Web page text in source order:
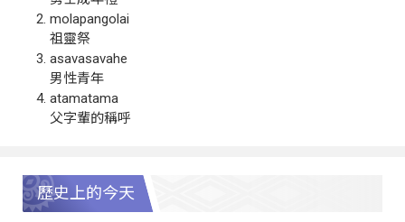
molapangolai
祖靈祭
asavasavahe
男性青年
atamatama
父字輩的稱呼
歷史上的今天